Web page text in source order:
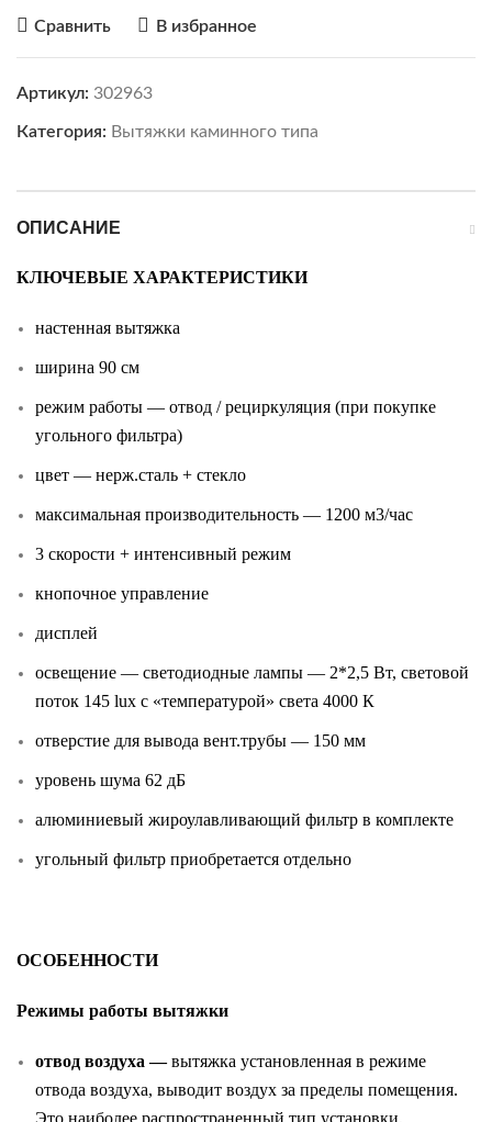
Сравнить В избранное
Артикул: 302963
Категория: Вытяжки каминного типа
ОПИСАНИЕ
КЛЮЧЕВЫЕ ХАРАКТЕРИСТИКИ
настенная вытяжка
ширина 90 см
режим работы — отвод / рециркуляция (при покупке
угольного фильтра)
цвет — нерж.сталь + стекло
максимальная производительность — 1200 м3/час
3 скорости + интенсивный режим
кнопочное управление
дисплей
освещение — светодиодные лампы — 2*2,5 Вт, световой
поток 145 lux с «температурой» света 4000 К
отверстие для вывода вент.трубы — 150 мм
уровень шума 62 дБ
алюминиевый жироулавливающий фильтр в комплекте
угольный фильтр приобретается отдельно
ОСОБЕННОСТИ
Режимы работы вытяжки
отвод воздуха —вытяжка установленная в режиме
отвода воздуха, выводит воздух за пределы помещения.